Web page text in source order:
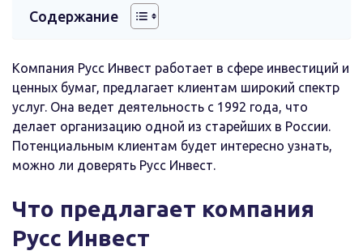
Содержание
Компания Русс Инвест работает в сфере инвестиций и
ценных бумаг, предлагает клиентам широкий спектр
услуг. Она ведет деятельность с 1992 года, что
делает организацию одной из старейших в России.
Потенциальным клиентам будет интересно узнать,
можно ли доверять Русс Инвест.
Что предлагает компания
Русс Инвест